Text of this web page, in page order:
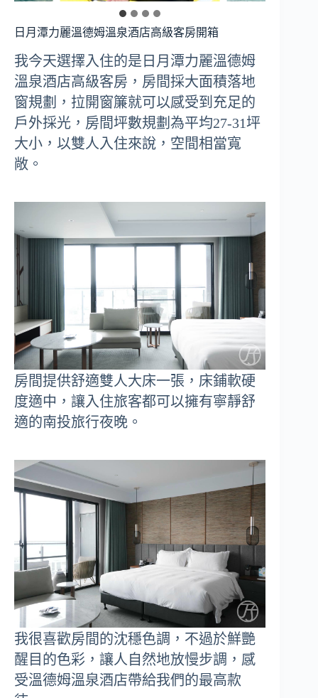
日月潭力麗溫德姆溫泉酒店高級客房開箱
我今天選擇入住的是日月潭力麗溫德姆
溫泉酒店高級客房，房間採大面積落地
窗規劃，拉開窗簾就可以感受到充足的
戶外採光，房間坪數規劃為平均27-31坪
大小，以雙人入住來說，空間相當寬
敞。
房間提供舒適雙人大床一張，床鋪軟硬
度適中，讓入住旅客都可以擁有寧靜舒
適的南投旅行夜晚。
我很喜歡房間的沈穩色調，不過於鮮艷
醒目的色彩，讓人自然地放慢步調，感
受溫德姆溫泉酒店帶給我們的最高款